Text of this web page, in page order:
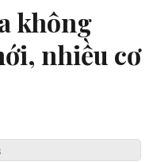
không
nhiều cơ